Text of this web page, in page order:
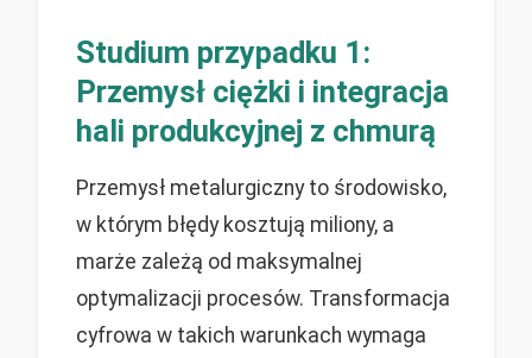
Studium przypadku 1:
Przemysł ciężki i integracja
hali produkcyjnej z chmurą
Przemysł metalurgiczny to środowisko,
w którym błędy kosztują miliony, a
marże zależą od maksymalnej
optymalizacji procesów. Transformacja
cyfrowa w takich warunkach wymaga